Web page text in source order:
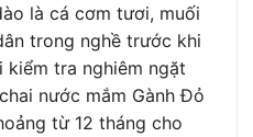
là cá cơm tươi, muối
trong nghề trước khi
kiểm tra nghiêm ngặt
nước mắm Gành Đỏ
từ 12 tháng cho